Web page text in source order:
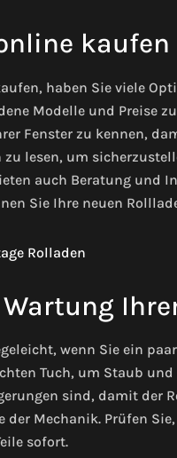
kaufen
haben Sie viele
Modelle und Preise
Fenster zu kennen,
lesen, um
auch Beratung und
Sie Ihre neuen
wenn Sie ein
Tuch, um Staub
sind, damit der
Mechanik. Prüfen
sofort.